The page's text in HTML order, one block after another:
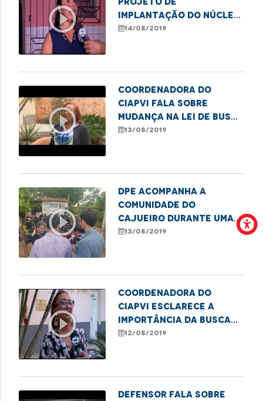
play_circle_outline
implantação do núcleo
ecológico e
14/08/2019
play_circle_outline
Coordenadora do
CIAPVI fala sobre
mudança na Lei de busca
de idosos
13/08/2019
play_circle_outline
DPE acompanha a
comunidade do
Cajueiro durante uma
ação de reintegração
13/08/2019
play_circle_outline
Coordenadora do
CIAPVI esclarece a
importância da busca
imediata de idosos
12/08/2019
Defensor fala sobre